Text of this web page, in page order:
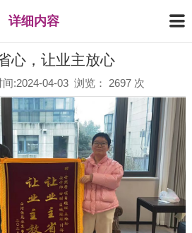
详细内容
心，让业主放心
:2024-04-03 浏览： 2697 次